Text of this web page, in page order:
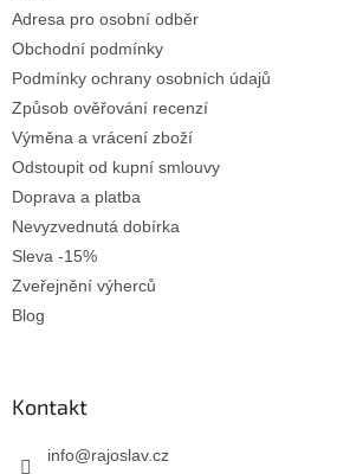
Adresa pro osobní odběr
Obchodní podmínky
Podmínky ochrany osobních údajů
Způsob ověřování recenzí
Výměna a vrácení zboží
Odstoupit od kupní smlouvy
Doprava a platba
Nevyzvednutá dobírka
Sleva -15%
Zveřejnění výherců
Blog
Kontakt
info@rajoslav.cz